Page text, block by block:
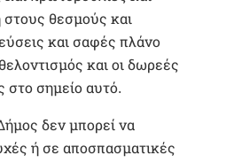
θεσμούς και
και σαφές πλάνο
και οι δωρεές
στο σημείο αυτό.
δεν μπορεί να
ή σε αποσπασματικές